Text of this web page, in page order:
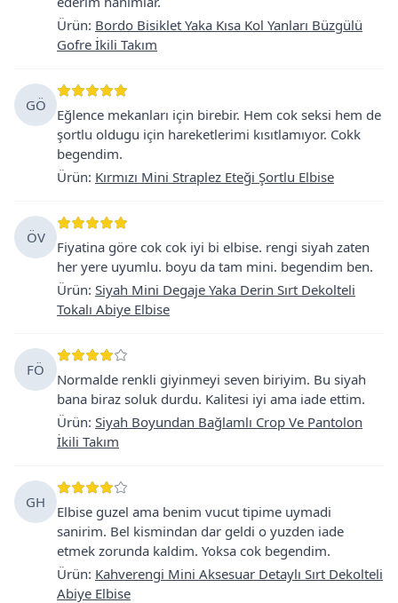
Ürün: Bordo Bisiklet Yaka Kısa Kol Yanları Büzgülü
Gofre İkili Takım
GÖ
Eğlence mekanları için birebir. Hem cok seksi hem de
şortlu oldugu için hareketlerimi kısıtlamıyor. Cokk
begendim.
Ürün: Kırmızı Mini Straplez Eteği Şortlu Elbise
ÖV
Fiyatina göre cok cok iyi bi elbise. rengi siyah zaten
her yere uyumlu. boyu da tam mini. begendim ben.
Ürün: Siyah Mini Degaje Yaka Derin Sırt Dekolteli
Tokalı Abiye Elbise
FÖ
Normalde renkli giyinmeyi seven biriyim. Bu siyah
bana biraz soluk durdu. Kalitesi iyi ama iade ettim.
Ürün: Siyah Boyundan Bağlamlı Crop Ve Pantolon
İkili Takım
GH
Elbise guzel ama benim vucut tipime uymadi
sanirim. Bel kismindan dar geldi o yuzden iade
etmek zorunda kaldim. Yoksa cok begendim.
Ürün: Kahverengi Mini Aksesuar Detaylı Sırt Dekolteli
Abiye Elbise